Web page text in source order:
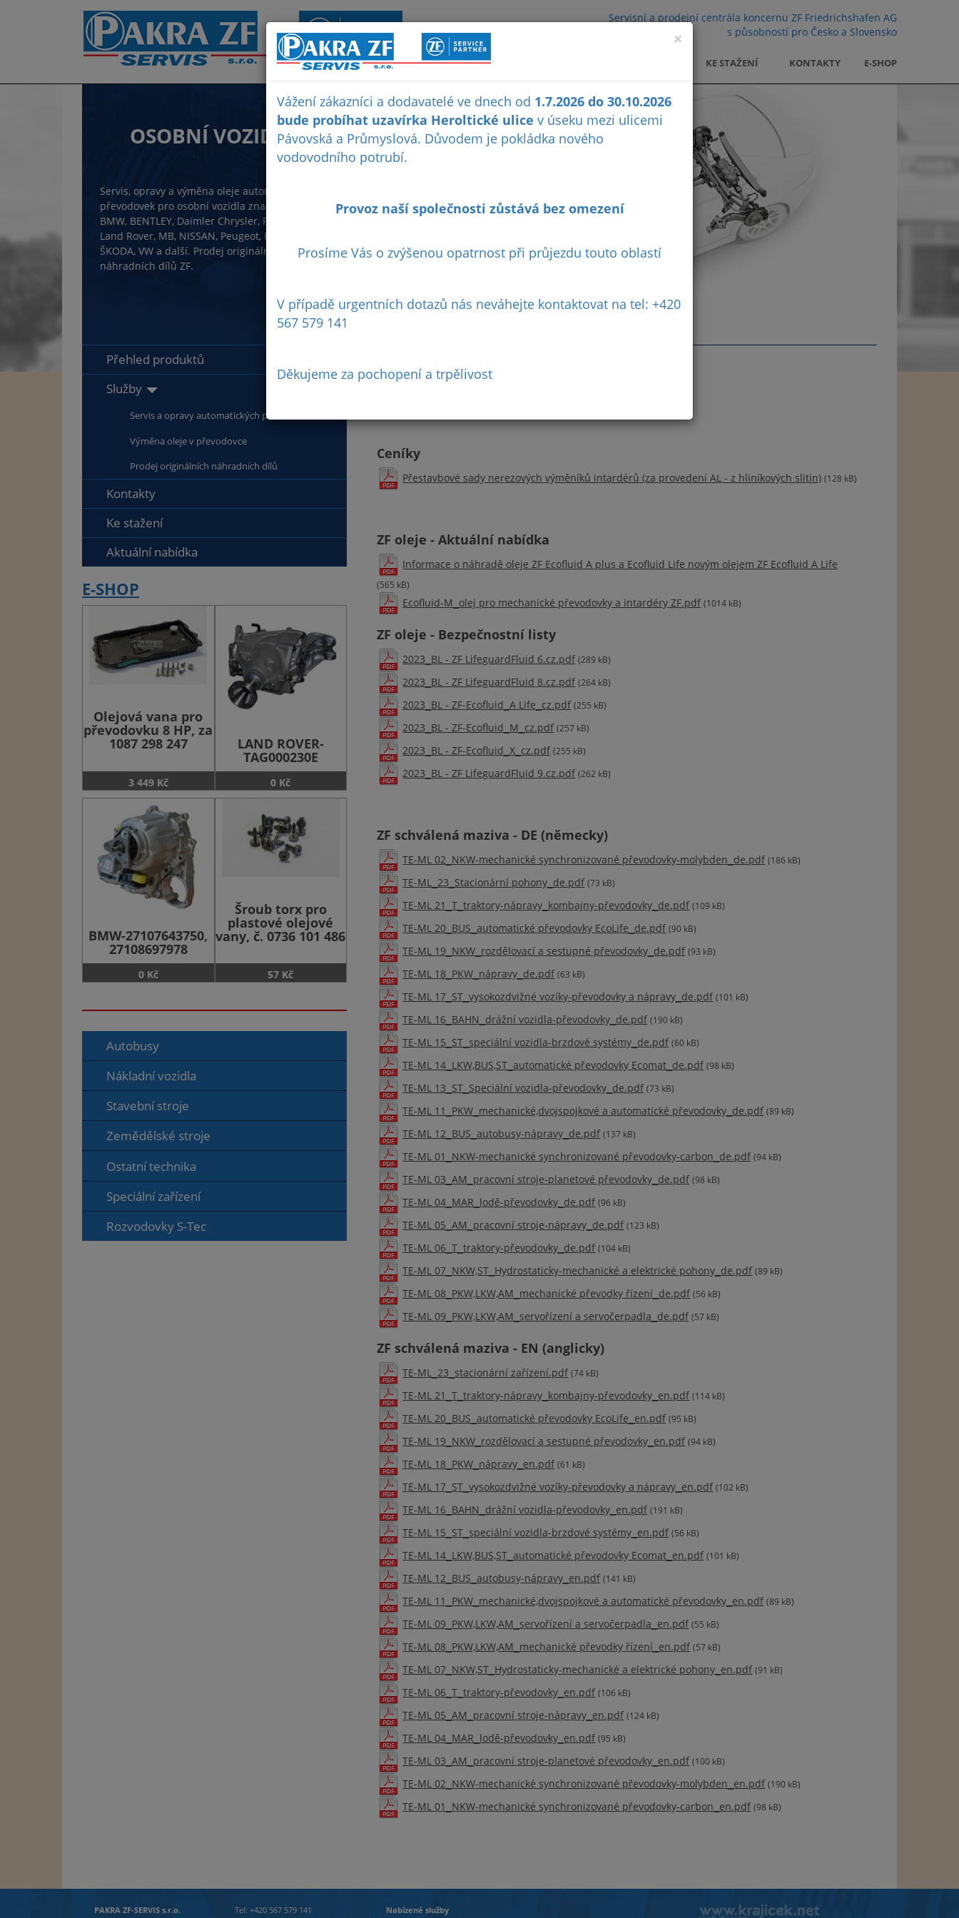
O NÁS NOVINKY KE STAŽENÍ KONTAKTY E-SHOP
Servisní a prodejní centrála koncernu ZF Friedrichshafen AG
s působností pro Česko a Slovensko
OSOBNÍ VOZIDLA
Servis, opravy a výměna oleje automatických
převodovek pro osobní vozidla značek AUDI,
BMW, BENTLEY, Daimler Chrysler, FORD, GM,
Land Rover, MB, NISSAN, Peugeot, Porsche,
ŠKODA, VW a další. Prodej originálních
náhradních dílů ZF.
Přehled produktů
Služby
Servis a opravy automatických převodovek
Výměna oleje v převodovce
Prodej originálních náhradních dílů
Kontakty
Ke stažení
Aktuální nabídka
E-SHOP
Olejová vana pro
převodovku 8 HP, za
1087 298 247
3 449 Kč
LAND ROVER-
TAG000230E
0 Kč
BMW-27107643750,
27108697978
0 Kč
Šroub torx pro
plastové olejové
vany, č. 0736 101 486
57 Kč
Autobusy
Nákladní vozidla
Stavební stroje
Zemědělské stroje
Ostatní technika
Speciální zařízení
Rozvodovky S-Tec
Ke stažení
Ceníky
Přestavbové sady nerezových výměníků intardérů (za provedení AL - z hliníkových slitin) (128 kB)
ZF oleje - Aktuální nabídka
Informace o náhradě oleje ZF Ecofluid A plus a Ecofluid Life novým olejem ZF Ecofluid A Life
(565 kB)
Ecofluid-M_olej pro mechanické převodovky a intardéry ZF.pdf (1014 kB)
ZF oleje - Bezpečnostní listy
2023_BL - ZF LifeguardFluid 6.cz.pdf (289 kB)
2023_BL - ZF LifeguardFluid 8.cz.pdf (264 kB)
2023_BL - ZF-Ecofluid_A Life_cz.pdf (255 kB)
2023_BL - ZF-Ecofluid_M_cz.pdf (257 kB)
2023_BL - ZF-Ecofluid_X_cz.pdf (255 kB)
2023_BL - ZF LifeguardFluid 9.cz.pdf (262 kB)
ZF schválená maziva - DE (německy)
TE-ML 02_NKW-mechanické synchronizované převodovky-molybden_de.pdf (186 kB)
TE-ML_23_Stacionární pohony_de.pdf (73 kB)
TE-ML 21_T_traktory-nápravy_kombajny-převodovky_de.pdf (109 kB)
TE-ML 20_BUS_automatické převodovky EcoLife_de.pdf (90 kB)
TE-ML 19_NKW_rozdělovací a sestupné převodovky_de.pdf (93 kB)
TE-ML 18_PKW_nápravy_de.pdf (63 kB)
TE-ML 17_ST_vysokozdvižné vozíky-převodovky a nápravy_de.pdf (101 kB)
TE-ML 16_BAHN_drážní vozidla-převodovky_de.pdf (190 kB)
TE-ML 15_ST_speciální vozidla-brzdové systémy_de.pdf (60 kB)
TE-ML 14_LKW,BUS,ST_automatické převodovky Ecomat_de.pdf (98 kB)
TE-ML 13_ST_Speciální vozidla-převodovky_de.pdf (73 kB)
TE-ML 11_PKW_mechanické,dvojspojkové a automatické převodovky_de.pdf (89 kB)
TE-ML 12_BUS_autobusy-nápravy_de.pdf (137 kB)
TE-ML 01_NKW-mechanické synchronizované převodovky-carbon_de.pdf (94 kB)
TE-ML 03_AM_pracovní stroje-planetové převodovky_de.pdf (98 kB)
TE-ML 04_MAR_lodě-převodovky_de.pdf (96 kB)
TE-ML 05_AM_pracovní stroje-nápravy_de.pdf (123 kB)
TE-ML 06_T_traktory-převodovky_de.pdf (104 kB)
TE-ML 07_NKW,ST_Hydrostaticky-mechanické a elektrické pohony_de.pdf (89 kB)
TE-ML 08_PKW,LKW,AM_mechanické převodky řízení_de.pdf (56 kB)
TE-ML 09_PKW,LKW,AM_servořízení a servočerpadla_de.pdf (57 kB)
ZF schválená maziva - EN (anglicky)
TE-ML_23_stacionární zařízení.pdf (74 kB)
TE-ML 21_T_traktory-nápravy_kombajny-převodovky_en.pdf (114 kB)
TE-ML 20_BUS_automatické převodovky EcoLife_en.pdf (95 kB)
TE-ML 19_NKW_rozdělovací a sestupné převodovky_en.pdf (94 kB)
TE-ML 18_PKW_nápravy_en.pdf (61 kB)
TE-ML 17_ST_vysokozdvižné vozíky-převodovky a nápravy_en.pdf (102 kB)
TE-ML 16_BAHN_drážní vozidla-převodovky_en.pdf (191 kB)
TE-ML 15_ST_speciální vozidla-brzdové systémy_en.pdf (56 kB)
TE-ML 14_LKW,BUS,ST_automatické převodovky Ecomat_en.pdf (101 kB)
TE-ML 12_BUS_autobusy-nápravy_en.pdf (141 kB)
TE-ML 11_PKW_mechanické,dvojspojkové a automatické převodovky_en.pdf (89 kB)
TE-ML 09_PKW,LKW,AM_servořízení a servočerpadla_en.pdf (55 kB)
TE-ML 08_PKW,LKW,AM_mechanické převodky řízení_en.pdf (57 kB)
TE-ML 07_NKW,ST_Hydrostaticky-mechanické a elektrické pohony_en.pdf (91 kB)
TE-ML 06_T_traktory-převodovky_en.pdf (106 kB)
TE-ML 05_AM_pracovní stroje-nápravy_en.pdf (124 kB)
TE-ML 04_MAR_lodě-převodovky_en.pdf (95 kB)
TE-ML 03_AM_pracovní stroje-planetové převodovky_en.pdf (100 kB)
TE-ML 02_NKW-mechanické synchronizované převodovky-molybden_en.pdf (190 kB)
TE-ML 01_NKW-mechanické synchronizované převodovky-carbon_en.pdf (98 kB)
PAKRA ZF-SERVIS s.r.o.
Tel: +420 567 579 141
Nabízené služby
×
Vážení zákazníci a dodavatelé ve dnech od 1.7.2026 do 30.10.2026
bude probíhat uzavírka Heroltické ulice v úseku mezi ulicemi
Pávovská a Průmyslová. Důvodem je pokládka nového
vodovodního potrubí.
Provoz naší společnosti zůstává bez omezení
Prosíme Vás o zvýšenou opatrnost při průjezdu touto oblastí
V případě urgentních dotazů nás neváhejte kontaktovat na tel: +420
567 579 141
Děkujeme za pochopení a trpělivost